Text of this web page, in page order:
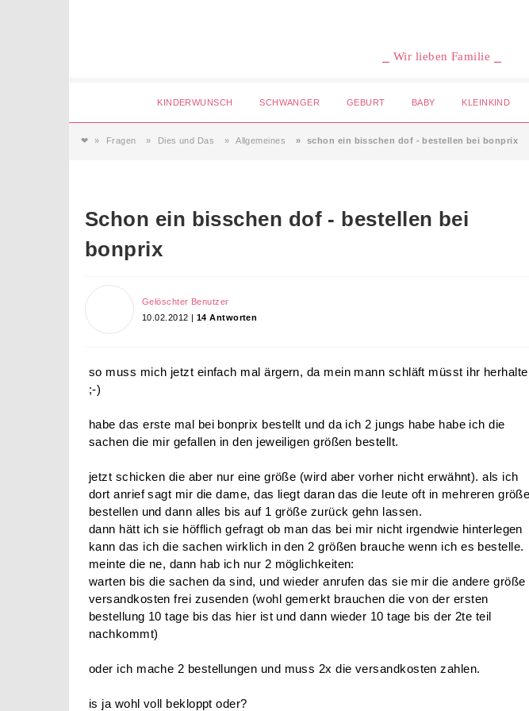
⎯ Wir lieben Familie ⎯
KINDERWUNSCH SCHWANGER GEBURT BABY KLEINKIND
❤ Fragen Dies und Das Allgemeines schon ein bisschen dof - bestellen bei bonprix
bonprix
so muss mich jetzt einfach mal ärgern, da mein mann schläft müsst ihr herhalten
habe das erste mal bei bonprix bestellt und da ich 2 jungs habe habe ich die
sachen die mir gefallen in den jeweiligen größen bestellt.
AGB & Impressum